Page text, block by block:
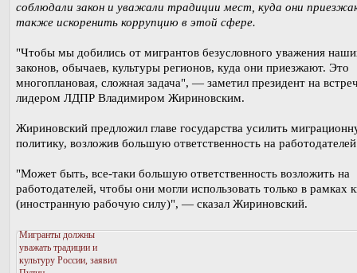
соблюдали закон и уважали традиции мест, куда они
также искоренить коррупцию в этой сфере.
"Чтобы мы добились от мигрантов безусловного уважения
законов, обычаев, культуры регионов, куда они приезжают. Это
многоплановая, сложная задача", — заметил президент на
лидером ЛДПР Владимиром Жириновским.
Жириновский предложил главе государства усилить
политику, возложив большую ответственность на
"Может быть, все-таки большую ответственность возложить на
работодателей, чтобы они могли использовать только в рамках
(иностранную рабочую силу)", — сказал Жириновский.
Мигранты должны
уважать традиции и
культуру России, заявил